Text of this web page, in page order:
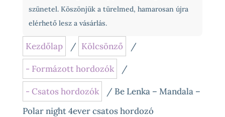
szünetel. Köszönjük a türelmed, hamarosan újra
elérhető lesz a vásárlás.
Kezdőlap / Kölcsönző /
- Formázott hordozók /
- Csatos hordozók
/ Be Lenka – Mandala –
Polar night 4ever csatos hordozó